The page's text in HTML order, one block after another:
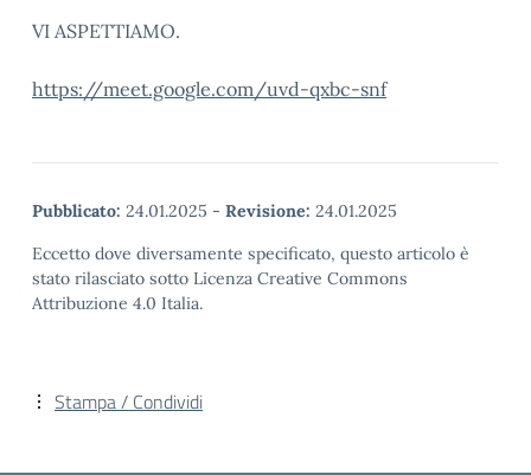
VI ASPETTIAMO.
https://meet.google.com/uvd-qxbc-snf
Pubblicato: 24.01.2025 - Revisione: 24.01.2025
Eccetto dove diversamente specificato, questo articolo è
stato rilasciato sotto Licenza Creative Commons
Attribuzione 4.0 Italia.
Stampa / Condividi